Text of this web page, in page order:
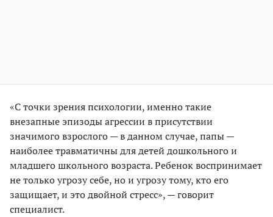
«С точки зрения психологии, именно такие
внезапные эпизоды агрессии в присутствии
значимого взрослого — в данном случае, папы —
наиболее травматичны для детей дошкольного и
младшего школьного возраста. Ребенок воспринимает
не только угрозу себе, но и угрозу тому, кто его
защищает, и это двойной стресс», — говорит
специалист.